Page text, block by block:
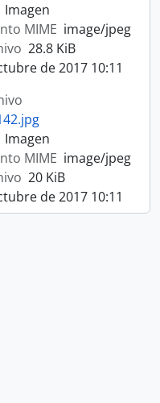
Imagen
MIME image/jpeg
28.8 KiB
de 2017 10:11
Imagen
MIME image/jpeg
20 KiB
de 2017 10:11